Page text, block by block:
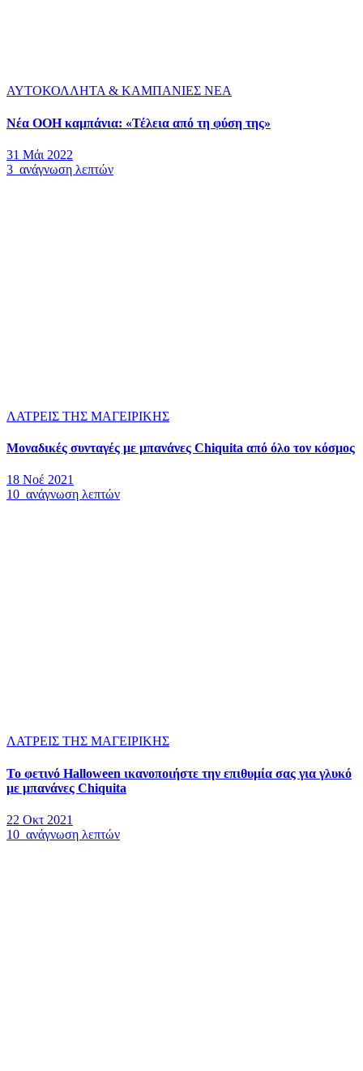
ΑΥΤΟΚΟΛΛΗΤΑ & ΚΑΜΠΑΝΙΕΣ ΝΕΑ
Νέα OOH καμπάνια: «Τέλεια από τη φύση της»
31 Μάι 2022
3 ανάγνωση λεπτών
ΛΑΤΡΕΙΣ ΤΗΣ ΜΑΓΕΙΡΙΚΗΣ
Μοναδικές συνταγές με μπανάνες Chiquita από όλο τον κόσμος
18 Νοέ 2021
10 ανάγνωση λεπτών
ΛΑΤΡΕΙΣ ΤΗΣ ΜΑΓΕΙΡΙΚΗΣ
Το φετινό Halloween ικανοποιήστε την επιθυμία σας για γλυκό
με μπανάνες Chiquita
22 Οκτ 2021
10 ανάγνωση λεπτών